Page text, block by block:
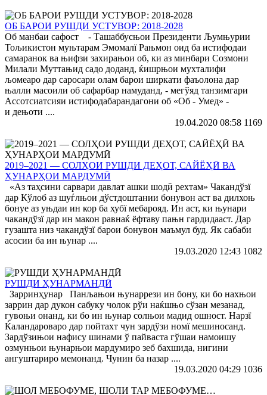
ОБ БАРОИ РУШДИ УСТУВОР: 2018-2028
Об манбаи сафост - Ташаббусњои Президенти Љумњурии
Тољикистон муњтарам Эмомалї Рањмон оид ба истифодаи
самаранок ва њифзи захирањои об, ки аз минбари Созмони
Милали Муттањид садо доданд, ќишрњои мухталифи
љомеаро дар саросари олам барои ширкати фаъолона дар
њалли масоили об сафарбар намуданд, - мегўяд танзимгари
Ассотсиатсияи истифодабарандагони об «Об - Умед» -
и дењоти ....
19.04.2020 08:58 1169
2019–2021 — СОЛҲОИ РУШДИ ДЕҲОТ, САЙЁҲӢ ВА
ҲУНАРҲОИ МАРДУМӢ
«Аз таҳсини сарвари давлат ашки шодӣ рехтам» Чакандўзї
дар Кўлоб аз шуѓлњои дўстдоштании бонувон аст ва дилхоњ
бонуе аз уњдаи ин кор ба хубї мебарояд. Ин аст, ки њунари
чакандўзї дар ин макон равнаќ ёфтаву пањн гардидааст. Дар
гузашта низ чакандўзї барои бонувон маъмул буд. Як сабаби
асосии ба ин њунар ....
19.03.2020 12:43 1082
РУШДИ ҲУНАРМАНДӢ
Зарринҳунар Панљањои њунаррези ин бону, ки бо нахњои
заррин дар дукон сабуку чолок рўи наќшњо сўзан мезанад,
гувоњи онанд, ки бо ин њунар солњои мадид ошност. Нарзї
Ќаландароваро дар пойтахт чун зардўзи номї мешиносанд.
Зардўзињои нафису шинами ў пайваста гўшаи намоишу
озмунњои њунарњои мардумиро зеб бахшида, нигини
ангуштариро мемонанд. Чунин ба назар ....
19.03.2020 04:29 1036